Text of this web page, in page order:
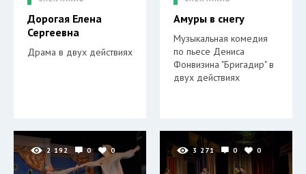
Дорогая Елена
Сергеевна
Драма в двух действиях
Амуры в снегу
Музыкальная комедия
по пьесе Дениса
Фонвизина "Бригадир" в
двух действиях
2 192 0 0 3 271 0 0